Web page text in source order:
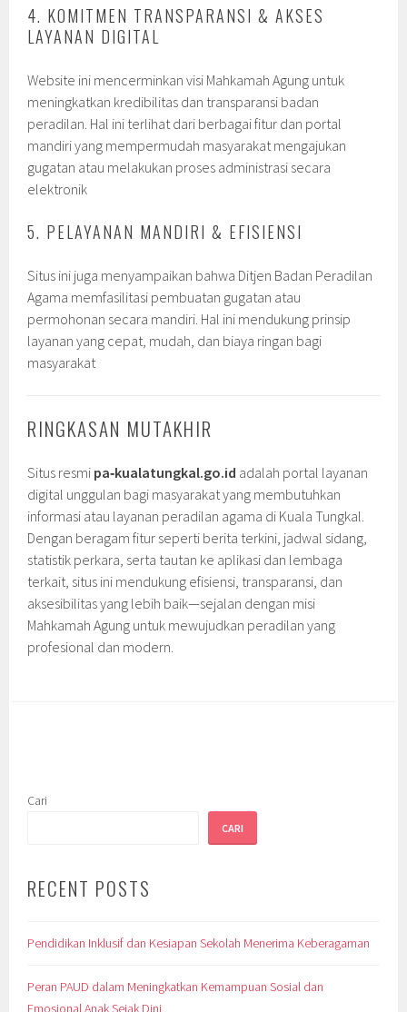
4. KOMITMEN TRANSPARANSI & AKSES
LAYANAN DIGITAL
Website ini mencerminkan visi Mahkamah Agung untuk
meningkatkan kredibilitas dan transparansi badan
peradilan. Hal ini terlihat dari berbagai fitur dan portal
mandiri yang mempermudah masyarakat mengajukan
gugatan atau melakukan proses administrasi secara
elektronik
5. PELAYANAN MANDIRI & EFISIENSI
Situs ini juga menyampaikan bahwa Ditjen Badan Peradilan
Agama memfasilitasi pembuatan gugatan atau
permohonan secara mandiri. Hal ini mendukung prinsip
layanan yang cepat, mudah, dan biaya ringan bagi
masyarakat
RINGKASAN MUTAKHIR
Situs resmi pa‑kualatungkal.go.id adalah portal layanan
digital unggulan bagi masyarakat yang membutuhkan
informasi atau layanan peradilan agama di Kuala Tungkal.
Dengan beragam fitur seperti berita terkini, jadwal sidang,
statistik perkara, serta tautan ke aplikasi dan lembaga
terkait, situs ini mendukung efisiensi, transparansi, dan
aksesibilitas yang lebih baik—sejalan dengan misi
Mahkamah Agung untuk mewujudkan peradilan yang
profesional dan modern.
Cari
CARI
RECENT POSTS
Pendidikan Inklusif dan Kesiapan Sekolah Menerima Keberagaman
Peran PAUD dalam Meningkatkan Kemampuan Sosial dan
Emosional Anak Sejak Dini